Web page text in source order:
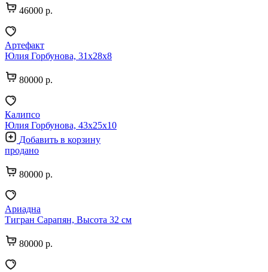
46000 р.
Артефакт
Юлия Горбунова, 31х28х8
80000 р.
Калипсо
Юлия Горбунова, 43х25х10
Добавить в корзину
продано
80000 р.
Ариадна
Тигран Сарапян, Высота 32 см
80000 р.